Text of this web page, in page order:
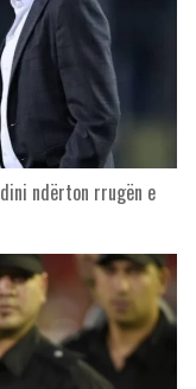
ndërton rrugën e